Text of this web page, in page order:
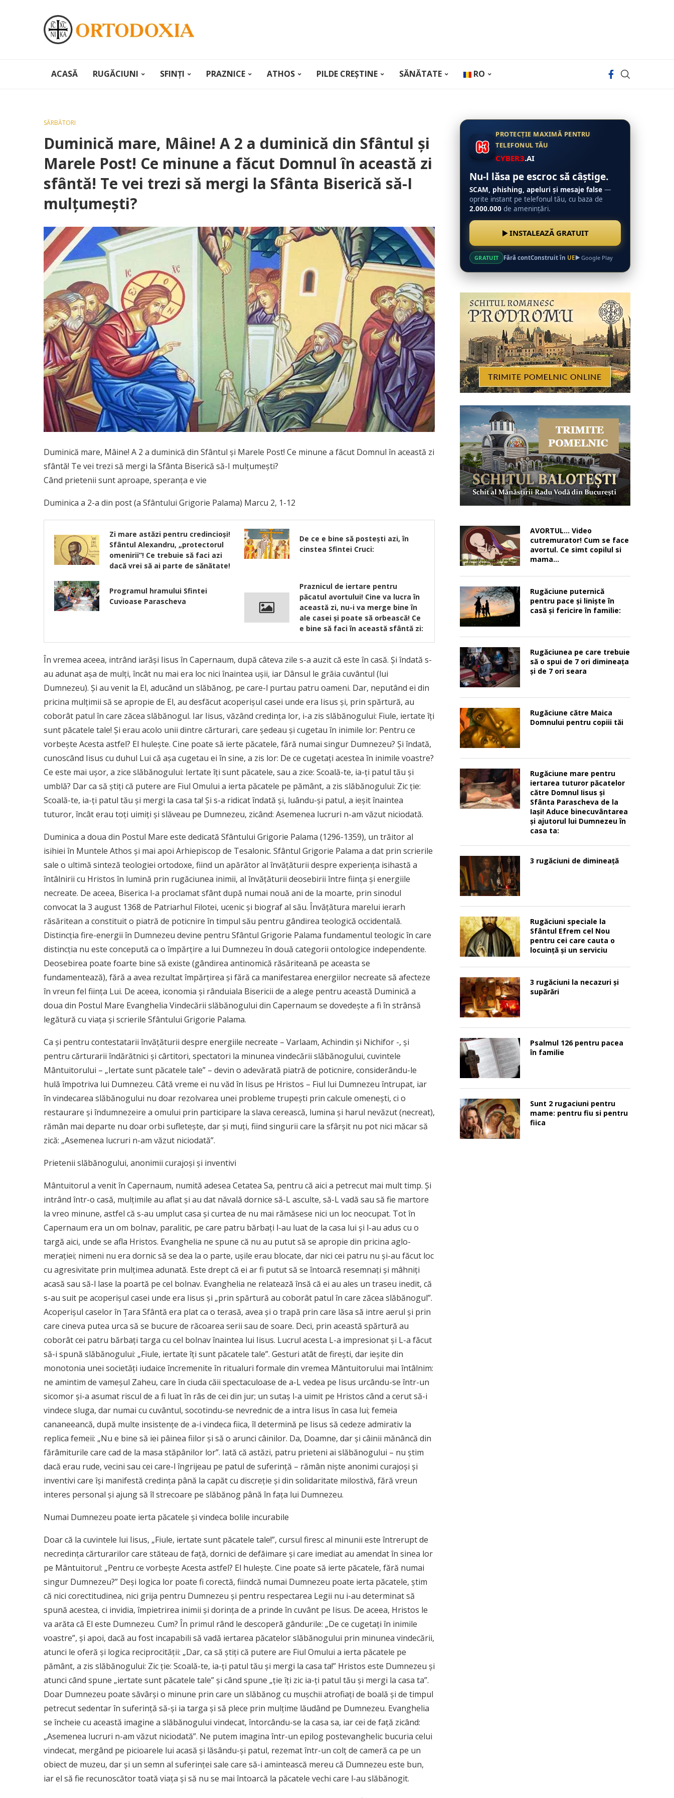
ACASĂ RUGĂCIUNI SFINȚI PRAZNICE ATHOS PILDE CREȘTINE SĂNĂTATE RO
SĂRBĂTORI
Duminică mare, Mâine! A 2 a duminică din Sfântul și
Marele Post! Ce minune a făcut Domnul în această zi
sfântă! Te vei trezi să mergi la Sfânta Biserică să-I
mulțumești?
Duminică mare, Mâine! A 2 a duminică din Sfântul și Marele Post! Ce minune a făcut Domnul în această zi
sfântă! Te vei trezi să mergi la Sfânta Biserică să-I mulțumești?
Când prietenii sunt aproape, speranța e vie
Duminica a 2-a din post (a Sfântului Grigorie Palama) Marcu 2, 1-12
Zi mare astăzi pentru credincioși!
Sfântul Alexandru, „protectorul
omenirii”! Ce trebuie să faci azi
dacă vrei să ai parte de sănătate!
De ce e bine să posteşti azi, în
cinstea Sfintei Cruci:
Programul hramului Sfintei
Cuvioase Parascheva
Praznicul de iertare pentru
păcatul avortului! Cine va lucra în
această zi, nu-i va merge bine în
ale casei și poate să orbească! Ce
e bine să faci în această sfântă zi:
În vremea aceea, intrând iarăşi Iisus în Capernaum, după câteva zile s-a auzit că este în casă. Şi îndată s-
au adunat aşa de mulţi, încât nu mai era loc nici înaintea uşii, iar Dânsul le grăia cuvântul (lui
Dumnezeu). Şi au venit la El, aducând un slăbănog, pe care-l purtau patru oameni. Dar, neputând ei din
pricina mulţimii să se apropie de El, au desfăcut acoperişul casei unde era Iisus şi, prin spărtură, au
coborât patul în care zăcea slăbănogul. Iar Iisus, văzând credinţa lor, i-a zis slăbănogului: Fiule, iertate îţi
sunt păcatele tale! Şi erau acolo unii dintre cărturari, care şedeau şi cugetau în inimile lor: Pentru ce
vorbeşte Acesta astfel? El huleşte. Cine poate să ierte păcatele, fără numai singur Dumnezeu? Şi îndată,
cunoscând Iisus cu duhul Lui că aşa cugetau ei în sine, a zis lor: De ce cugetaţi acestea în inimile voastre?
Ce este mai uşor, a zice slăbănogului: Iertate îţi sunt păcatele, sau a zice: Scoală-te, ia-ţi patul tău şi
umblă? Dar ca să ştiţi că putere are Fiul Omului a ierta păcatele pe pământ, a zis slăbănogului: Zic ţie:
Scoală-te, ia-ţi patul tău şi mergi la casa ta! Şi s-a ridicat îndată şi, luându-şi patul, a ieşit ­înaintea
tuturor, încât erau toţi uimiţi şi slăveau pe Dumnezeu, zicând: ­Asemenea lucruri n-am văzut niciodată.
Duminica a doua din Postul Mare este dedicată Sfântului Grigorie Palama (1296-1359), un trăitor al
isihiei în Muntele Athos și mai apoi Arhiepiscop de Tesalonic. Sfântul Grigorie Palama a dat prin scrierile
sale o ultimă sinteză teologiei ortodoxe, fiind un apărător al învățăturii despre experiența isihastă a
întâlnirii cu Hristos în lumină prin rugăciunea inimii, al învățăturii deosebirii între ființa și energiile
necreate. De aceea, Biserica l-a proclamat sfânt după numai nouă ani de la moarte, prin sinodul
convocat la 3 august 1368 de Patriarhul Filotei, ucenic și biograf al său. Învățătura marelui ierarh
răsăritean a constituit o piatră de poticnire în timpul său pentru gândirea teologică occidentală.
Distincția fire-energii în Dumnezeu devine pentru Sfântul Grigorie Palama fundamentul teologic în care
distincția nu este concepută ca o împărțire a lui Dumnezeu în două categorii ontologice independente.
Deosebirea poate foarte bine să existe (gândirea antinomică răsăriteană pe aceasta se
fundamentează), fără a avea rezultat împărțirea și fără ca manifestarea energiilor necreate să afecteze
în vreun fel ființa Lui. De aceea, iconomia și rânduiala Bisericii de a alege pentru această Duminică a
doua din Postul Mare Evanghelia Vindecării slăbănogului din Capernaum se dovedește a fi în strânsă
legătură cu viața și scrierile Sfântului Grigorie Palama.
Ca și pentru contestatarii învățăturii despre energiile necreate – Varlaam, Achindin și Nichifor -, și
pentru cărturarii îndărătnici și cârtitori, spectatori la minunea vindecării slăbănogului, cuvintele
Mântuitorului – „Iertate sunt păcatele tale” – devin o adevărată piatră de poticnire, considerându-le
hulă împotriva lui Dumnezeu. Câtă vreme ei nu văd în Iisus pe Hristos – Fiul lui Dumnezeu întrupat, iar
în vindecarea slăbănogului nu doar rezolvarea unei probleme trupești prin calcule omenești, ci o
restaurare și îndumnezeire a omului prin participare la slava cerească, lumina și harul nevăzut (necreat),
rămân mai departe nu doar orbi sufletește, dar și muți, fiind singurii care la sfârșit nu pot nici măcar să
zică: „Asemenea lucruri n-am văzut niciodată”.
Prietenii slăbănogului, anonimii curajoși și inventivi
Mântuitorul a venit în Capernaum, numită adesea Cetatea Sa, pentru că aici a petrecut mai mult timp. Și
intrând într-o casă, mulțimile au aflat și au dat năvală dornice să-L asculte, să-L vadă sau să fie martore
la vreo minune, astfel că s-au umplut casa și ­curtea de nu mai rămăsese nici un loc neocupat. Tot în
Capernaum era un om bolnav, paralitic, pe care patru bărbați l-au luat de la casa lui și l-au adus cu o
targă aici, unde se afla Hristos. Evanghelia ne spune că nu au putut să se apropie din pricina aglo­
merației; nimeni nu era dornic să se dea la o parte, ușile erau blocate, dar nici cei patru nu și-au făcut loc
cu agresivitate prin mulțimea adunată. Este drept că ei ar fi putut să se întoarcă re­semnați și mâhniți
acasă sau să-l lase la poartă pe cel bolnav. Evanghelia ne relatează însă că ei au ales un traseu inedit, că
s-au suit pe acoperișul casei unde era Iisus și „prin spărtură au coborât patul în care zăcea slăbănogul”.
Aco­perișul caselor în Țara Sfântă era plat ca o terasă, avea și o trapă prin care lăsa să intre aerul și prin
care cineva putea urca să se bucure de răcoarea serii sau de soare. Deci, prin această spărtură au
coborât cei patru bărbați targa cu cel bolnav înaintea lui Iisus. Lucrul acesta L-a impresionat și L-a făcut
să-i spună slăbănogului: „Fiule, iertate îți sunt păcatele tale”. Gesturi atât de firești, dar ieșite din
monotonia unei societăți iudaice încremenite în ritualuri formale din vremea Mântuitorului mai întâlnim:
ne amintim de vameșul Zaheu, care în ciuda căii spectaculoase de a-L vedea pe Iisus urcându-se într-un
sicomor și-a asumat riscul de a fi luat în râs de cei din jur; un sutaș l-a uimit pe Hristos când a cerut să-i
vindece sluga, dar numai cu cuvântul, socotindu-se nevrednic de a intra Iisus în casa lui; femeia
cananeeancă, după multe insis­tențe de a-i vindeca fiica, îl determină pe Iisus să cedeze admirativ la
replica femeii: „Nu e bine să iei pâinea fiilor și să o arunci câinilor. Da, Doamne, dar și câinii mănâncă din
fărâmiturile care cad de la masa stăpânilor lor”. Iată că astăzi, patru prieteni ai slăbănogului – nu știm
dacă erau rude, vecini sau cei care-l îngrijeau pe patul de suferință – rămân niște anonimi curajoși și
inventivi care își manifestă credința până la capăt cu discreție și din solidaritate milostivă, fără vreun
interes personal și ajung să îl strecoare pe slăbănog până în fața lui Dumnezeu.
Numai Dumnezeu poate ierta păcatele și vindeca bolile incurabile
Doar că la cuvintele lui Iisus, „Fiule, iertate sunt păcatele tale!”, cursul firesc al minunii este întrerupt de
necredința cărturarilor care stăteau de față, dornici de defăimare și care imediat au amendat în sinea lor
pe Mântuitorul: „Pentru ce vorbeşte Acesta astfel? El huleşte. Cine poate să ierte păcatele, fără numai
singur Dumnezeu?” Deși logica lor poate fi corectă, fiindcă numai Dumnezeu poate ierta păcatele, știm
că nici corectitudinea, nici grija pentru Dumnezeu și pentru respectarea Legii nu i-au determinat să
spună acestea, ci invidia, împietrirea inimii și dorința de a prinde în cuvânt pe Iisus. De aceea, Hristos le
va arăta că El este Dumnezeu. Cum? În primul rând le descoperă gândurile: „De ce cugetați în inimile
voastre”, și apoi, dacă au fost incapabili să vadă iertarea păcatelor slăbănogului prin minunea vindecării,
atunci le oferă și logica reciprocității: „Dar, ca să ştiţi că putere are Fiul Omului a ierta păcatele pe
pământ, a zis slăbănogului: Zic ție: Scoală-te, ia-ți patul tău și mergi la casa ta!” Hristos este Dumnezeu și
atunci când spune „iertate sunt păcatele tale” și când spune „ție îți zic ia-ți patul tău și mergi la casa ta”.
Doar Dumnezeu poate săvârși o minune prin care un slăbănog cu mușchii atrofiați de boală și de timpul
petrecut sedentar în suferință să-și ia targa și să plece prin mulțime lăudând pe Dumnezeu. Evanghelia
se încheie cu această imagine a slăbănogului vindecat, întorcându-se la casa sa, iar cei de față zicând:
„Asemenea lucruri n-am văzut niciodată”. Ne putem imagina într-un epilog postevanghelic bucuria celui
vindecat, mergând pe picioarele lui acasă și lăsându-și patul, rezemat într-un colț de cameră ca pe un
obiect de muzeu, dar și un semn al suferinței sale care să-i amintească mereu că Dumnezeu este bun,
iar el să fie recunoscător toată viața și să nu se mai întoarcă la păcatele vechi care l-au slăbănogit.
PROTECȚIE MAXIMĂ PENTRU
TELEFONUL TĂU
CYBER3.AI
Nu-l lăsa pe escroc să câștige.
SCAM, phishing, apeluri și mesaje false —
oprite instant pe telefonul tău, cu baza de
2.000.000 de amenințări.
INSTALEAZĂ GRATUIT
GRATUIT Fără contConstruit în UE Google Play
AVORTUL… Video
cutremurator! Cum se face
avortul. Ce simt copilul si
mama…
Rugăciune puternică
pentru pace şi linişte în
casă şi fericire în familie:
Rugăciunea pe care trebuie
să o spui de 7 ori dimineața
și de 7 ori seara
Rugăciune către Maica
Domnului pentru copiii tăi
Rugăciune mare pentru
iertarea tuturor păcatelor
către Domnul Iisus şi
Sfânta Parascheva de la
Iaşi! Aduce binecuvântarea
şi ajutorul lui Dumnezeu în
casa ta:
3 rugăciuni de dimineață
Rugăciuni speciale la
Sfântul Efrem cel Nou
pentru cei care cauta o
locuinţă şi un serviciu
3 rugăciuni la necazuri și
supărări
Psalmul 126 pentru pacea
în familie
Sunt 2 rugaciuni pentru
mame: pentru fiu si pentru
fiica